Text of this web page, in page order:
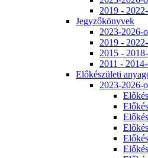
2019 -
Jegyzőkönyvek
2023-2026-
2019 -
2015 -
2011 -
Előkészületi
2023-2026-